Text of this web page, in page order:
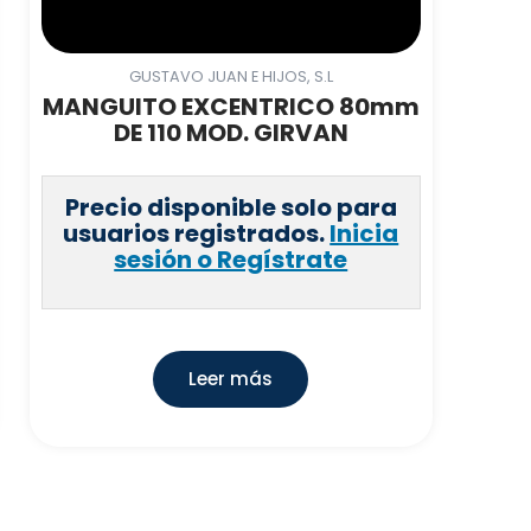
GUSTAVO JUAN E HIJOS, S.L
MANGUITO EXCENTRICO 80mm
DE 110 MOD. GIRVAN
Precio disponible solo para
usuarios registrados.Inicia
sesión o Regístrate
Leer más